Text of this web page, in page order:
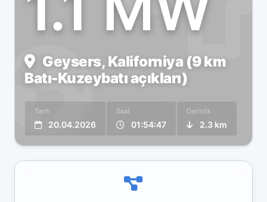
Geysers, Kaliforniya (9 km
Batı-Kuzeybatı açıkları)
Tarih
20.04.2026
Saat
01:54:47
Derinlik
2.3 km